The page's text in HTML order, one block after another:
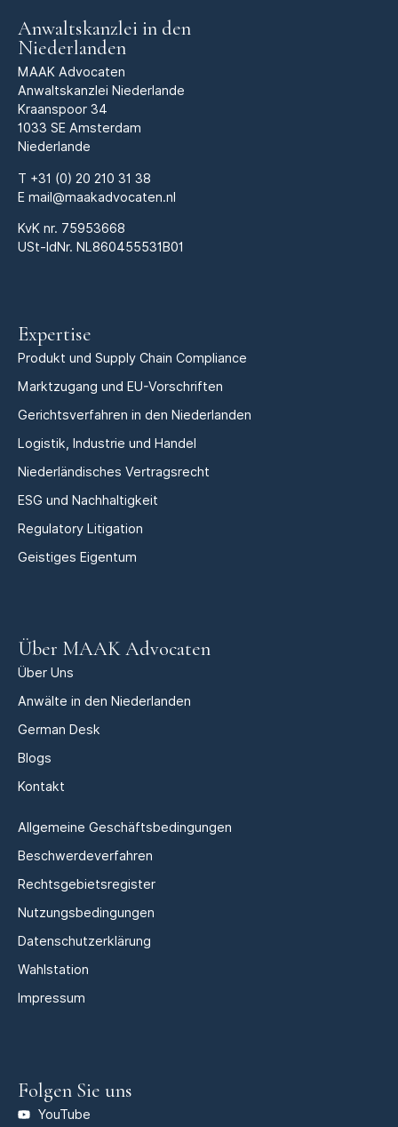
Anwaltskanzlei in den
Niederlanden
MAAK Advocaten
Anwaltskanzlei Niederlande
Kraanspoor 34
1033 SE Amsterdam
Niederlande
T +31 (0) 20 210 31 38
E mail@maakadvocaten.nl
KvK nr. 75953668
USt-IdNr. NL860455531B01
Expertise
Produkt und Supply Chain Compliance
Marktzugang und EU-Vorschriften
Gerichtsverfahren in den Niederlanden
Logistik, Industrie und Handel
Niederländisches Vertragsrecht
ESG und Nachhaltigkeit
Regulatory Litigation
Geistiges Eigentum
Über MAAK Advocaten
Über Uns
Anwälte in den Niederlanden
German Desk
Blogs
Kontakt
Allgemeine Geschäftsbedingungen
Beschwerdeverfahren
Rechtsgebietsregister
Nutzungsbedingungen
Datenschutzerklärung
Wahlstation
Impressum
Folgen Sie uns
YouTube